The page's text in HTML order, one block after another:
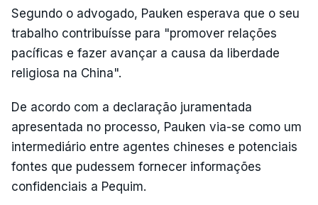
Segundo o advogado, Pauken esperava que o seu
trabalho contribuísse para "promover relações
pacíficas e fazer avançar a causa da liberdade
religiosa na China".
De acordo com a declaração juramentada
apresentada no processo, Pauken via-se como um
intermediário entre agentes chineses e potenciais
fontes que pudessem fornecer informações
confidenciais a Pequim.